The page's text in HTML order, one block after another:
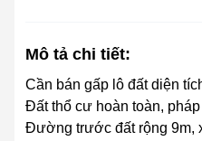
Mô tả chi tiết:
Cần bán gấp lô đất diện
Đất thổ cư hoàn toàn,
Đường trước đất rộng 9m,